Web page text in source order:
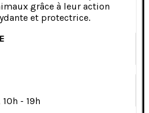
grâce à leur action
et protectrice.
- 19h